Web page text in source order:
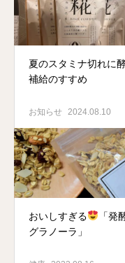
夏のスタミナ切れに
補給のすすめ
お知らせ 2024.08.10
おいしすぎる
「発
グラノーラ」